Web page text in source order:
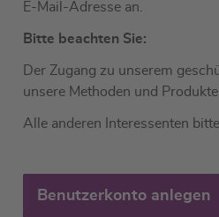
E-Mail-Adresse an.
Bitte beachten Sie:
Der Zugang zu unserem
unsere Methoden und
Alle anderen Interessenten
Benutzerkonto anlegen